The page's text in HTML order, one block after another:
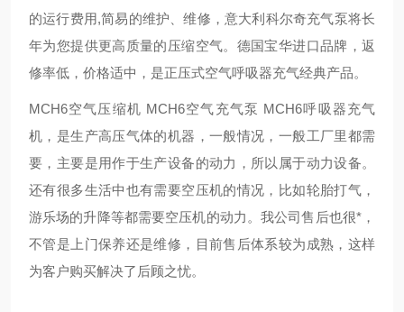
的运行费用,简易的维护、维修，意大利科尔奇充气泵将长
年为您提供更高质量的压缩空气。德国宝华进口品牌，返
修率低，价格适中，是正压式空气呼吸器充气经典产品。
MCH6空气压缩机 MCH6空气充气泵 MCH6呼吸器充气
机，是生产高压气体的机器，一般情况，一般工厂里都需
要，主要是用作于生产设备的动力，所以属于动力设备。
还有很多生活中也有需要空压机的情况，比如轮胎打气，
游乐场的升降等都需要空压机的动力。我公司售后也很*，
不管是上门保养还是维修，目前售后体系较为成熟，这样
为客户购买解决了后顾之忧。